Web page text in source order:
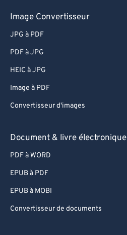
Image Convertisseur
JPG à PDF
PDF à JPG
HEIC à JPG
Image à PDF
Convertisseur d'images
Document & livre électronique
PDF à WORD
EPUB à PDF
EPUB à MOBI
Convertisseur de documents